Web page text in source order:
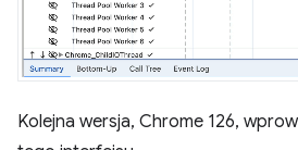
Kolejna wersja, Chrome 126,